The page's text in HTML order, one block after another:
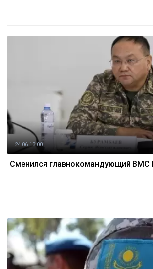
24.06 13:00
Сменился главнокомандующий ВМС